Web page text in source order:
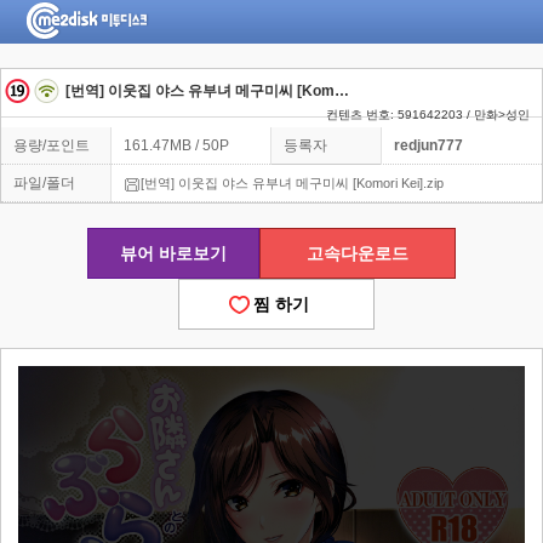
[번역] 이웃집 야스 유부녀 메구미씨 [Komori Kei]
컨텐츠 번호: 591642203 / 만화>성인
용량/포인트 161.47MB / 50P 등록자 redjun777
파일/폴더 [번역] 이웃집 야스 유부녀 메구미씨 [Komori Kei].zip
뷰어 바로보기 고속다운로드
찜 하기